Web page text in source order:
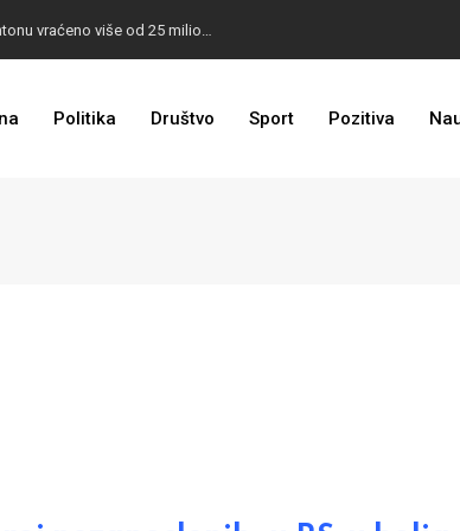
Politika Društvo Sport Pozitiva